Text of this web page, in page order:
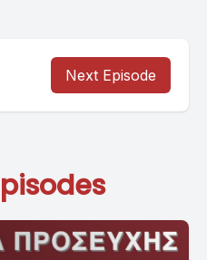
Next Episode